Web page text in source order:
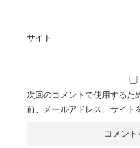
サイト
次回のコメントで使用するた
前、メールアドレス、サイト